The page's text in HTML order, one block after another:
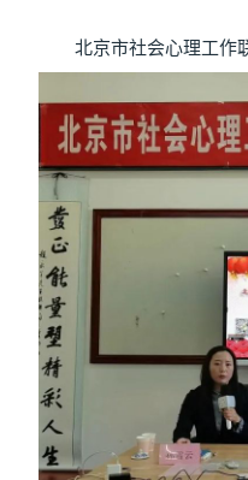
北京市社会心理工作联